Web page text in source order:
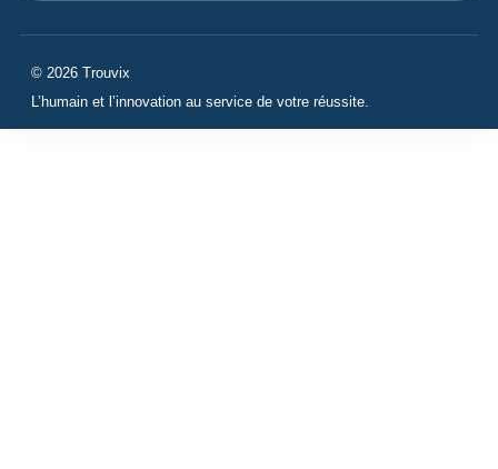
© 2026 Trouvix
L’humain et l’innovation au service de votre réussite.